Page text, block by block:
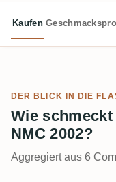
Kaufen
DER BLICK IN DIE
Wie schmeckt
NMC 2002?
Aggregiert aus 6